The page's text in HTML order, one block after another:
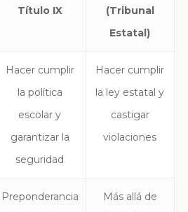
Título IX
(Tribunal
Estatal)
Hacer cumplir
la política
escolar y
garantizar la
seguridad
Hacer cumplir
la ley estatal y
castigar
violaciones
Preponderancia
Más allá de